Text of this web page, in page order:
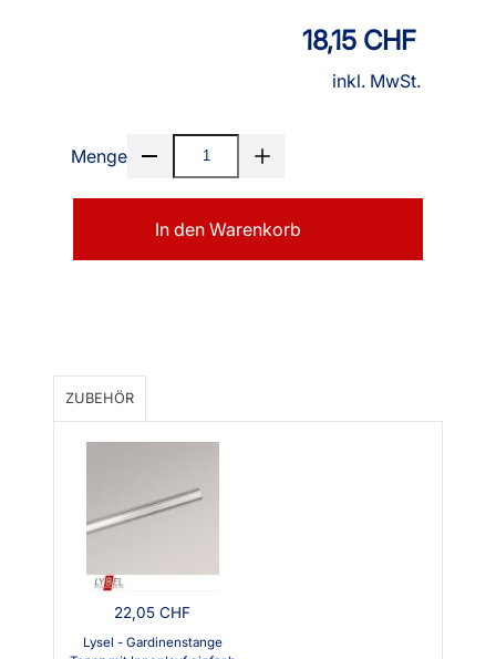
18,15 CHF
inkl. MwSt.
Menge
In den Warenkorb
ZUBEHÖR
22,05 CHF
Lysel - Gardinenstange